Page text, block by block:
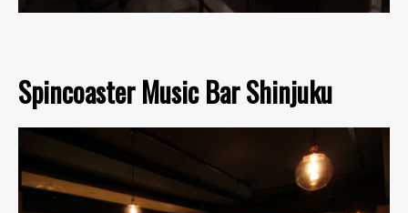
Spincoaster Music Bar Shinjuku